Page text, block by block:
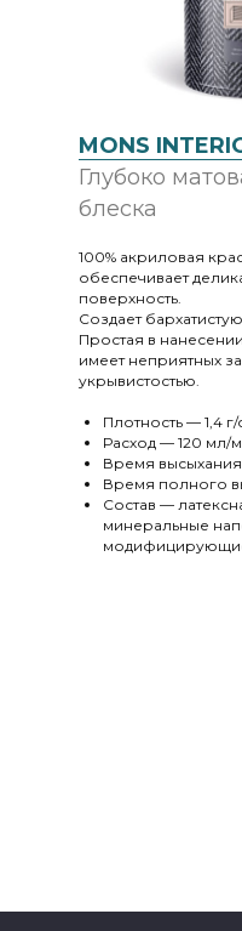
MONS
Глубоко
блеска
100% акриловая
обеспечивает
поверхность.
Создает
Простая в
имеет неприятных
укрывистостью.
Плотность — 1,4 г/
Расход — 120 мл/м
Время
Время полного
Состав —
минеральные